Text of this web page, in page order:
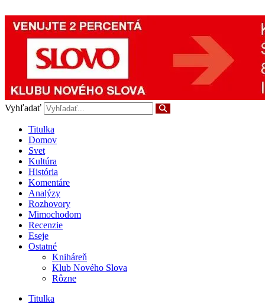
na
obsah
Vyhľadať
Titulka
Domov
Svet
Kultúra
História
Komentáre
Analýzy
Rozhovory
Mimochodom
Recenzie
Eseje
Ostatné
Kniháreň
Klub Nového Slova
Rôzne
Titulka